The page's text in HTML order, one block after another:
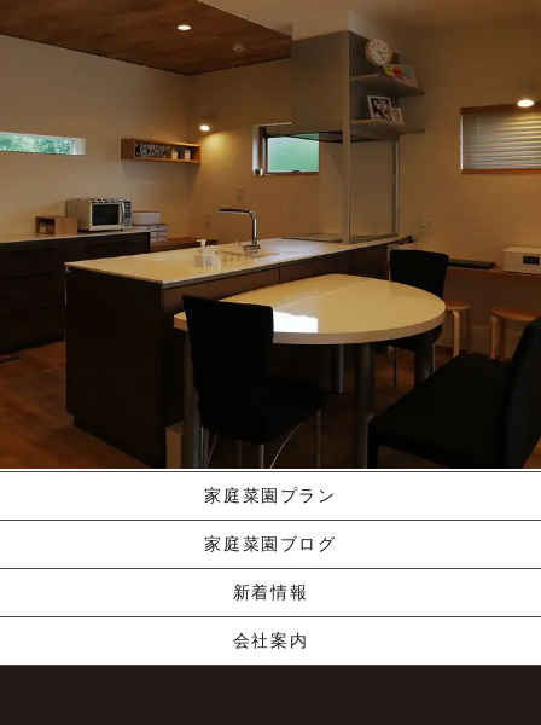
資料請求する
くりやま建築のこだわり
家庭菜園プラン
家庭菜園ブログ
新着情報
会社案内